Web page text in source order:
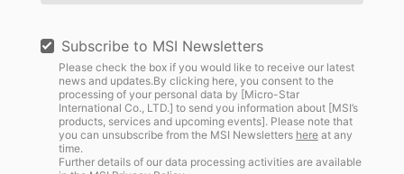
MSI ที่ดีที่สุดสำหรับความต้องการของคุณ ทุกผู้ใช้มี
ความต้องการที่แตกต่างกัน ไม่ว่าคุณจะกำลังมองหา
การตั้งค่าดูอะแนะที่ดีที่สุดสำหรับการเล่นเกม การสตรี
ม การทำงานหลายอย่างพร้อมกัน หรือการทำงาน
อย่างมีประสิทธิภาพ การเลือกขนาดจอภาพ ความ
ละเอียด อัตราการรีเฟรช และประเภทแผงที่เหมาะสม
Subscribe to MSI Newsletters
Please check the box if you would like to receive our latest
news and updates.By clicking here, you consent to the
processing of your personal data by [Micro-Star
International Co., LTD.] to send you information about [MSI’s
products, services and upcoming events]. Please note that
you can unsubscribe from the MSI Newsletters hereat any
time.
Further details of our data processing activities are available